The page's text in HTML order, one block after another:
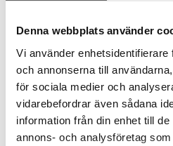
Denna webbplats använder
Vi använder
och annonserna till
för sociala medier och
vidarebefordrar även sådana
information från din enhet till
annons- och analysföretag
Saatavana useana vaihtoehtona
Staub Ovaali pata 4,2 L
STAUB
alk.214,57 €